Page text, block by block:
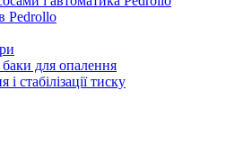
Pedrollo
для опалення
стабілізації тиску